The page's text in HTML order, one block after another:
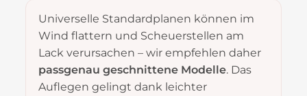
Universelle Standardplanen können im
Wind flattern und Scheuerstellen am
Lack verursachen – wir empfehlen daher
passgenau geschnittene Modelle. Das
Auflegen gelingt dank leichter